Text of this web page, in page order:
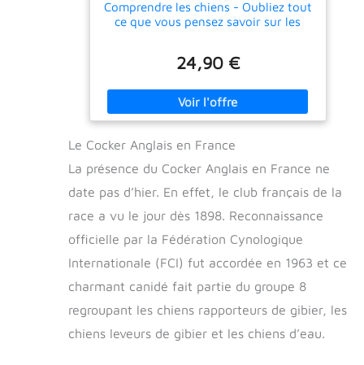
Comprendre les chiens - Oubliez tout
ce que vous pensez savoir sur les
24,90 €
Le Cocker Anglais en France
La présence du Cocker Anglais en France ne
date pas d’hier. En effet, le club français de la
race a vu le jour dès 1898. Reconnaissance
officielle par la Fédération Cynologique
Internationale (FCI) fut accordée en 1963 et ce
charmant canidé fait partie du groupe 8
regroupant les chiens rapporteurs de gibier, les
chiens leveurs de gibier et les chiens d’eau.